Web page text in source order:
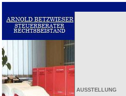
AUSSTELLUNG